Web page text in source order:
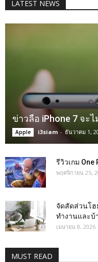
LATEST NEWS
ข่าวลือ iPhone 7 จะ
Apple i3siam - ธันวาคม 1,
รีวิวเกม
พฤศจิกายน 25,
จัดสัดส่วนโฮ
ทำงานและบ้
เมษายน 8, 2026
MUST READ